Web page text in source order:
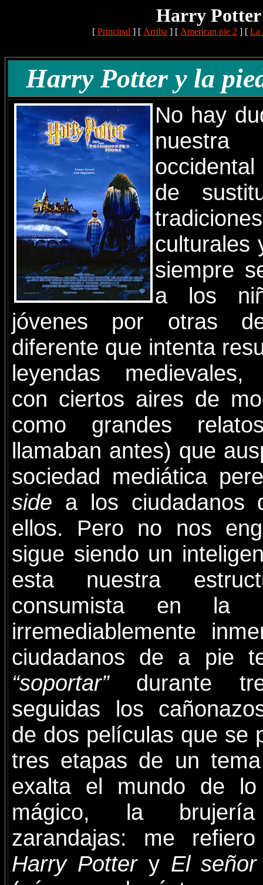
Harry
[ Principal ] [ Arriba ] [ American pie 2 ] [ La
Harry Potter y la
No hay
de
culturales
siempre
a los
jóvenes por otras
diferente que intenta
leyendas medievales,
con ciertos aires de
como grandes
llamaban antes) que
sociedad mediática
side a los ciudadanos
ellos. Pero no nos
sigue siendo un
esta nuestra
consumista en la
irremediablemente
ciudadanos de a pie
“soportar”durante
seguidas los
de dos películas que se
tres etapas de un
exalta el mundo de lo
mágico, la
zarandajas: me
Harry Pottery El